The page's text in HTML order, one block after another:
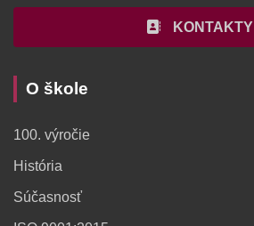
KONTAKTY
O škole
100. výročie
História
Súčasnosť